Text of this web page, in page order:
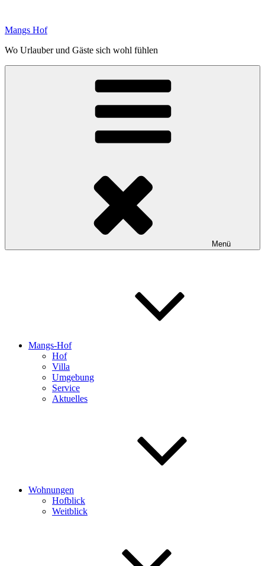
springen
Mangs Hof
Wo Urlauber und Gäste sich wohl fühlen
Menü
Mangs-Hof
Hof
Villa
Umgebung
Service
Aktuelles
Wohnungen
Hofblick
Weitblick